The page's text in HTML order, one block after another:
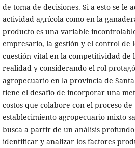
de toma de decisiones. Si a esto se le
actividad agrícola como en la
producto es una variable
empresario, la gestión y el control de
cuestión vital en la competitividad de
realidad y considerando el rol
agropecuario en la provincia de
tiene el desafío de incorporar una
costos que colabore con el proceso
establecimiento agropecuario mixto
busca a partir de un análisis
identificar y analizar los factores